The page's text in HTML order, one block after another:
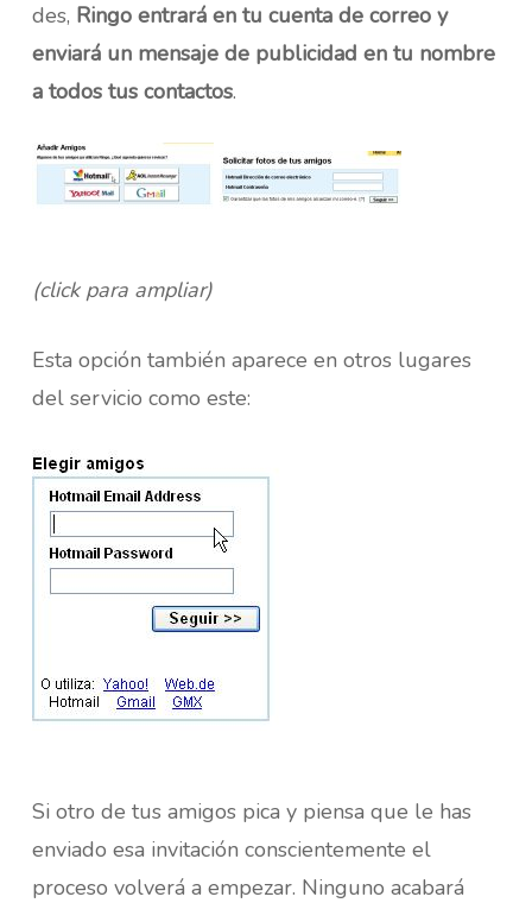
des, Ringo entrará en tu cuenta de correo y
enviará un mensaje de publicidad en tu nombre
a todos tus contactos.
(click para ampliar)
Esta opción también aparece en otros lugares
del servicio como este:
Si otro de tus amigos pica y piensa que le has
enviado esa invitación conscientemente el
proceso volverá a empezar. Ninguno acabará